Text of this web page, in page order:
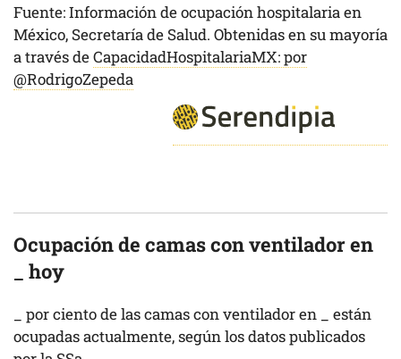
Fuente: Información de ocupación hospitalaria en
México, Secretaría de Salud. Obtenidas en su mayoría
a través deCapacidadHospitalariaMX: por
@RodrigoZepeda
Ocupación de camas con ventilador en
hoy
por ciento de las camas con ventilador en
están
ocupadas actualmente, según los datos publicados